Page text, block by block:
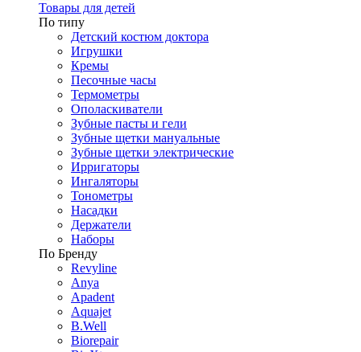
Товары для детей
По типу
Детский костюм доктора
Игрушки
Кремы
Песочные часы
Термометры
Ополаскиватели
Зубные пасты и гели
Зубные щетки мануальные
Зубные щетки электрические
Ирригаторы
Ингаляторы
Тонометры
Насадки
Держатели
Наборы
По Бренду
Revyline
Anya
Apadent
Aquajet
B.Well
Biorepair